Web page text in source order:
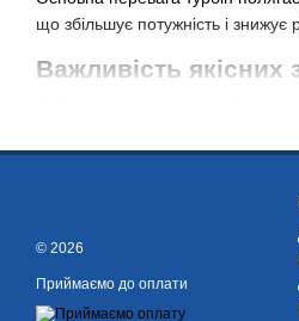
що збільшує потужність і знижує
Важливість якісних
турбокомпресор Перкінс у нас,
Купуйте
Наша компанія пропонує
отримуєте не лише якісний
© 2026
Приймаємо до оплати